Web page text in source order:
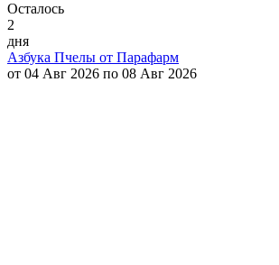
Осталось
2
дня
Азбука Пчелы от Парафарм
от 04 Авг 2026 по 08 Авг 2026